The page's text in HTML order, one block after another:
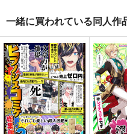
大人になっても“よい
こ”にはサンタさんが
来てくれるって本当で
すか？
絶華
748円（税込）
崩壊：スターレイル
Dr.レイシオ×アベンチュリン
「君を
ない」
結婚生活
絶華
597円（
崩壊：ス
一緒に買われている同人作